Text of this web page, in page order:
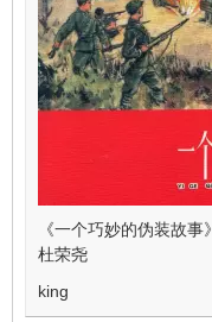
《一个巧妙的伪装故
杜荣尧
king